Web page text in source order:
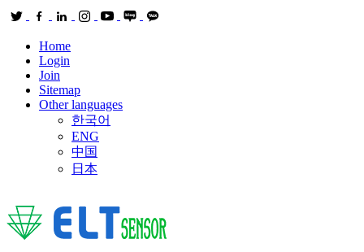
Home
Login
Join
Sitemap
Other languages
한국어
ENG
中国
日本